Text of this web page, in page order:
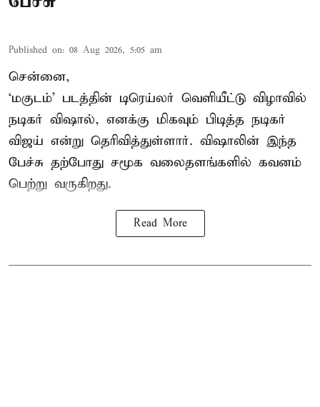
Published on: 08 Aug 2026, 5:05 am
சென்னை,
‘மகுடம்’ படத்தின் டிரெய்லர் வெளியீட்டு விழாவில்
நடிகர் விஷால், எனக்கு மிகவும் பிடித்த நடிகர்
விஜய் என்று தெரிவித்துள்ளார். விஷாலின் இந்த
பேச்சு தற்போது சமூக வலைதளங்களில் கவனம்
பெற்று வருகிறது.
Read More